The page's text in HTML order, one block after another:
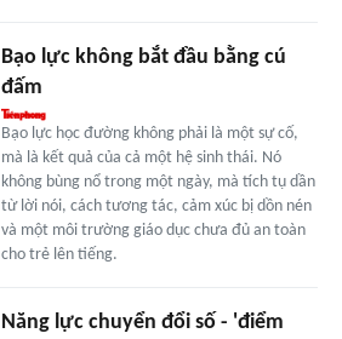
Bạo lực không bắt đầu bằng cú
đấm
Bạo lực học đường không phải là một sự cố,
mà là kết quả của cả một hệ sinh thái. Nó
không bùng nổ trong một ngày, mà tích tụ dần
từ lời nói, cách tương tác, cảm xúc bị dồn nén
và một môi trường giáo dục chưa đủ an toàn
cho trẻ lên tiếng.
Năng lực chuyển đổi số - 'điểm